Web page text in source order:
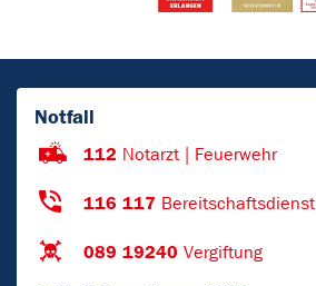
Notfall
112 Notarzt | Feuerwehr
116 117 Bereitschaftsdienst
089 19240 Vergiftung